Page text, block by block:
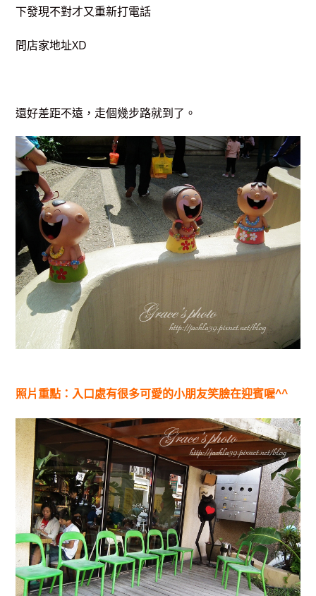
下發現不對才又重新打電話
問店家地址XD
還好差距不遠，走個幾步路就到了。
照片重點：入口處有很多可愛的小朋友笑臉在迎賓喔^^